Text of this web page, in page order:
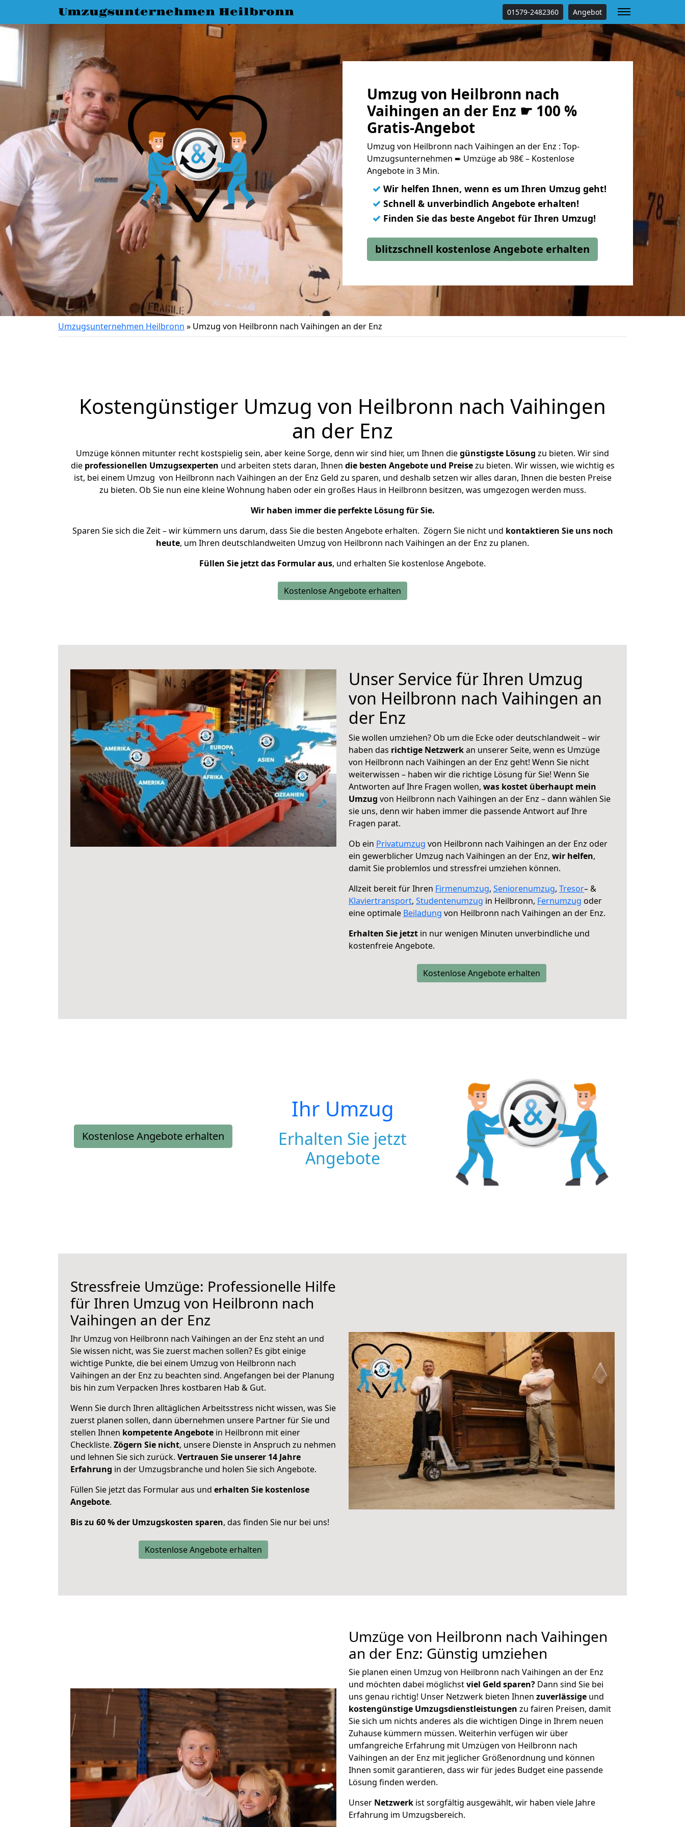
Umzugsunternehmen Heilbronn 01579-2482360 Angebot
Umzug von Heilbronn nach
Vaihingen an der Enz ☛ 100 %
Gratis-Angebot
Umzug von Heilbronn nach Vaihingen an der Enz : Top-
Umzugsunternehmen ➨ Umzüge ab 98€ – Kostenlose
Angebote in 3 Min.
✓ Wir helfen Ihnen, wenn es um Ihren Umzug geht!
✓ Schnell & unverbindlich Angebote erhalten!
✓ Finden Sie das beste Angebot für Ihren Umzug!
blitzschnell kostenlose Angebote erhalten
Umzugsunternehmen Heilbronn » Umzug von Heilbronn nach Vaihingen an der Enz
Kostengünstiger Umzug von Heilbronn nach Vaihingen
an der Enz
Umzüge können mitunter recht kostspielig sein, aber keine Sorge, denn wir sind hier, um Ihnen diegünstigste Lösung zu bieten. Wir sind
die professionellen Umzugsexperten und arbeiten stets daran, Ihnen die besten Angebote und Preisezu bieten. Wir wissen, wie wichtig es
ist, bei einem Umzug von Heilbronn nach Vaihingen an der Enz Geld zu sparen, und deshalb setzen wir alles daran, Ihnen die besten Preise
zu bieten. Ob Sie nun eine kleine Wohnung haben oder ein großes Haus in Heilbronn besitzen, was umgezogen werden muss.
Wir haben immer die perfekte Lösung für Sie.
Sparen Sie sich die Zeit – wir kümmern uns darum, dass Sie die besten Angebote erhalten. Zögern Sie nicht und kontaktieren Sie uns noch
heute, um Ihren deutschlandweiten Umzug von Heilbronn nach Vaihingen an der Enz zu planen.
Füllen Sie jetzt das Formular aus, und erhalten Sie kostenlose Angebote.
Kostenlose Angebote erhalten
Unser Service für Ihren Umzug
von Heilbronn nach Vaihingen an
der Enz
Sie wollen umziehen? Ob um die Ecke oder deutschlandweit – wir
haben das richtige Netzwerkan unserer Seite, wenn es Umzüge
von Heilbronn nach Vaihingen an der Enz geht! Wenn Sie nicht
weiterwissen – haben wir die richtige Lösung für Sie! Wenn Sie
Antworten auf Ihre Fragen wollen, was kostet überhaupt mein
Umzug von Heilbronn nach Vaihingen an der Enz – dann wählen Sie
sie uns, denn wir haben immer die passende Antwort auf Ihre
Fragen parat.
Ob ein Privatumzug von Heilbronn nach Vaihingen an der Enz oder
ein gewerblicher Umzug nach Vaihingen an der Enz, wir helfen,
damit Sie problemlos und stressfrei umziehen können.
Allzeit bereit für Ihren Firmenumzug, Seniorenumzug, Tresor– &
Klaviertransport, Studentenumzug in Heilbronn, Fernumzug oder
eine optimale Beiladung von Heilbronn nach Vaihingen an der Enz.
Erhalten Sie jetzt in nur wenigen Minuten unverbindliche und
kostenfreie Angebote.
Kostenlose Angebote erhalten
Kostenlose Angebote erhalten
Ihr Umzug
Erhalten Sie jetzt
Angebote
Stressfreie Umzüge: Professionelle Hilfe
für Ihren Umzug von Heilbronn nach
Vaihingen an der Enz
Ihr Umzug von Heilbronn nach Vaihingen an der Enz steht an und
Sie wissen nicht, was Sie zuerst machen sollen? Es gibt einige
wichtige Punkte, die bei einem Umzug von Heilbronn nach
Vaihingen an der Enz zu beachten sind. Angefangen bei der Planung
bis hin zum Verpacken Ihres kostbaren Hab & Gut.
Wenn Sie durch Ihren alltäglichen Arbeitsstress nicht wissen, was Sie
zuerst planen sollen, dann übernehmen unsere Partner für Sie und
stellen Ihnen kompetente Angebote in Heilbronn mit einer
Checkliste. Zögern Sie nicht, unsere Dienste in Anspruch zu nehmen
und lehnen Sie sich zurück. Vertrauen Sie unserer 14 Jahre
Erfahrung in der Umzugsbranche und holen Sie sich Angebote.
Füllen Sie jetzt das Formular aus und erhalten Sie kostenlose
Angebote.
Bis zu 60 % der Umzugskosten sparen, das finden Sie nur bei uns!
Kostenlose Angebote erhalten
Umzüge von Heilbronn nach Vaihingen
an der Enz: Günstig umziehen
Sie planen einen Umzug von Heilbronn nach Vaihingen an der Enz
und möchten dabei möglichstviel Geld sparen? Dann sind Sie bei
uns genau richtig! Unser Netzwerk bieten Ihnen zuverlässige und
kostengünstige Umzugsdienstleistungen zu fairen Preisen, damit
Sie sich um nichts anderes als die wichtigen Dinge in Ihrem neuen
Zuhause kümmern müssen. Weiterhin verfügen wir über
umfangreiche Erfahrung mit Umzügen von Heilbronn nach
Vaihingen an der Enz mit jeglicher Größenordnung und können
Ihnen somit garantieren, dass wir für jedes Budget eine passende
Lösung finden werden.
Unser Netzwerk ist sorgfältig ausgewählt, wir haben viele Jahre
Erfahrung im Umzugsbereich.